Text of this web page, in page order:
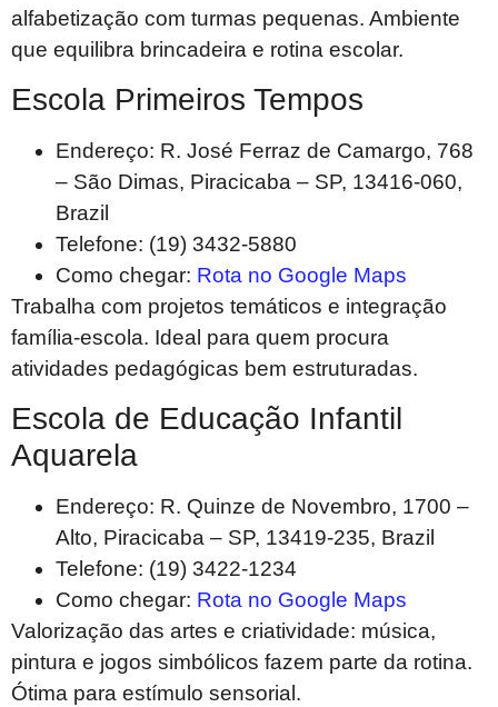
alfabetização com turmas pequenas. Ambiente
que equilibra brincadeira e rotina escolar.
Escola Primeiros Tempos
Endereço: R. José Ferraz de Camargo, 768
– São Dimas, Piracicaba – SP, 13416-060,
Brazil
Telefone: (19) 3432-5880
Como chegar: Rota no Google Maps
Trabalha com projetos temáticos e integração
família-escola. Ideal para quem procura
atividades pedagógicas bem estruturadas.
Escola de Educação Infantil
Aquarela
Endereço: R. Quinze de Novembro, 1700 –
Alto, Piracicaba – SP, 13419-235, Brazil
Telefone: (19) 3422-1234
Como chegar: Rota no Google Maps
Valorização das artes e criatividade: música,
pintura e jogos simbólicos fazem parte da rotina.
Ótima para estímulo sensorial.